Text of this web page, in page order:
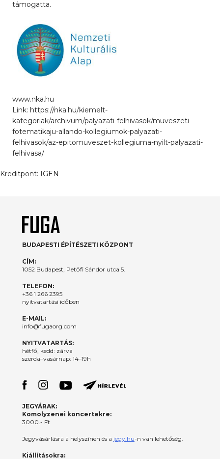
támogatta.
www.nka.hu
Link: https://nka.hu/kiemelt-
kategoriak/archivum/palyazati-felhivasok/muveszeti-
fotematikaju-allando-kollegiumok-palyazati-
felhivasok/az-epitomuveszet-kollegiuma-nyilt-palyazati-
felhivasa/
Kreditpont: IGEN
BUDAPESTI ÉPÍTÉSZETI KÖZPONT
CÍM:
1052 Budapest, Petőfi Sándor utca 5.
TELEFON:
+36 1 266 2395
nyitvatartási időben
E-MAIL:
info@fugaorg.com
NYITVATARTÁS:
hétfő, kedd: zárva
szerda–vasárnap: 14–19h
JEGYÁRAK:
Komolyzenei koncertekre:
3000.- Ft
Jegyvásárlásra a helyszínen és a jegy.hu-n van lehetőség.
Kiállításokra: